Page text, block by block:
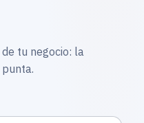
tu negocio: la